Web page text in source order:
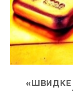
«ШВИДКЕ